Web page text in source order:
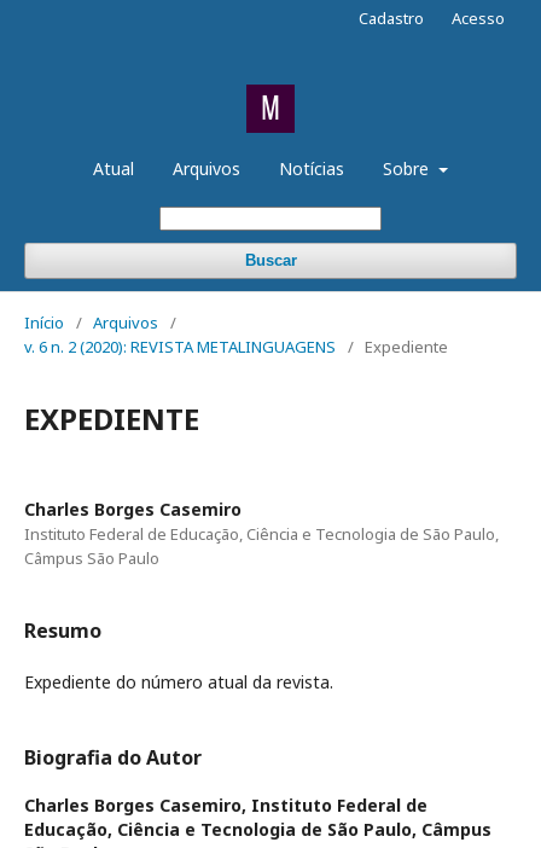
Atual Arquivos Notícias Sobre
Buscar
Cadastro Acesso
Início / Arquivos
/
v. 6 n. 2 (2020): REVISTA METALINGUAGENS
/ Expediente
EXPEDIENTE
Charles Borges Casemiro
Instituto Federal de Educação, Ciência e Tecnologia de São Paulo,
Câmpus São Paulo
Resumo
Expediente do número atual da revista.
Biografia do Autor
Charles Borges Casemiro, Instituto Federal de
Educação, Ciência e Tecnologia de São Paulo, Câmpus